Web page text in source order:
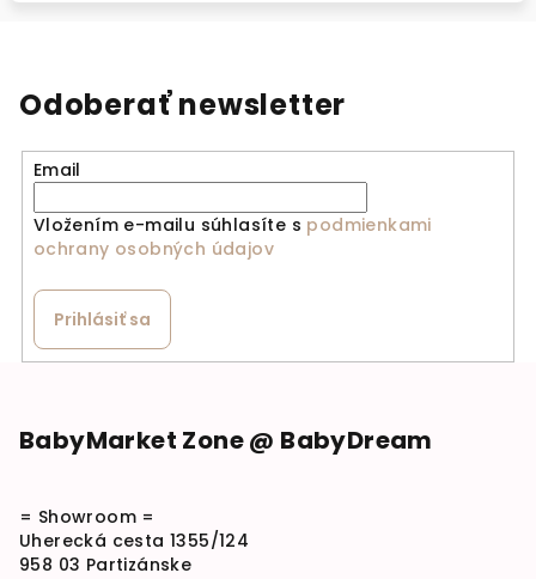
Odoberať newsletter
Email
Vložením e-mailu súhlasíte s podmienkami
ochrany osobných údajov
Prihlásiť sa
BabyMarket Zone @ BabyDream
= Showroom =
Uherecká cesta 1355/124
958 03 Partizánske